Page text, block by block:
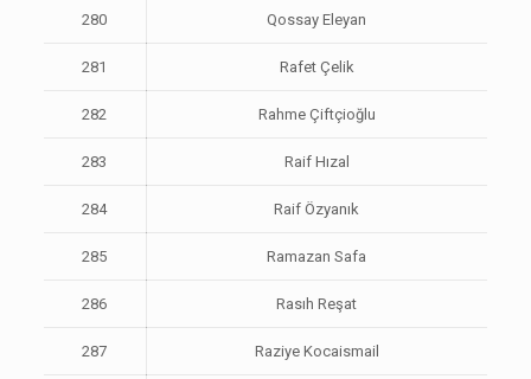
280 Qossay Eleyan
281 Rafet Çelik
282 Rahme Çiftçioğlu
283 Raif Hızal
284 Raif Özyanık
285 Ramazan Safa
286 Rasıh Reşat
287 Raziye Kocaismail